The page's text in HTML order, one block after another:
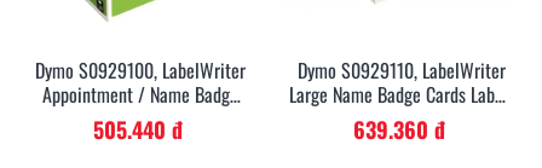
Dymo S0929100, LabelWriter
Appointment / Name Badge
Cards Labels 51mm X 89mm X
300 Labels - Black On White
505.440 đ
Dymo S0929110, LabelWriter
Large Name Badge Cards Labels
106mm X 62mm X 250 Labels
- Black On White
639.360 đ